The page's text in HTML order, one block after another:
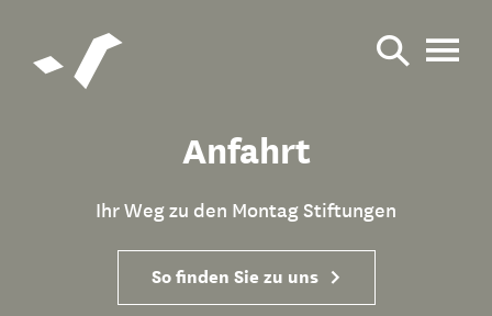
Anfahrt
Ihr Weg zu den Montag Stiftungen
So finden Sie zu uns